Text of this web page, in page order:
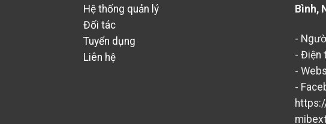
Hệ thống quản lý
Đối tác
Tuyển dụng
Liên hệ
Bình,
-
- Điện
-
-